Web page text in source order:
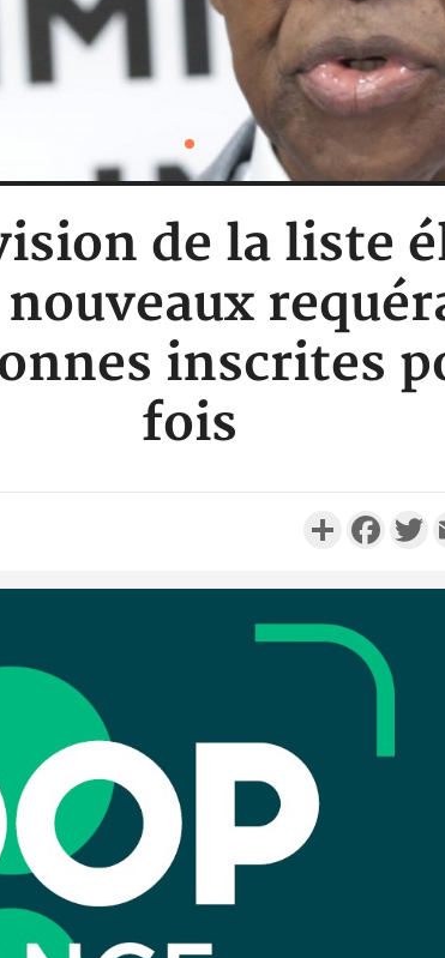
de la liste
nouveaux
inscrites
fois
Partager
Côte
réussi